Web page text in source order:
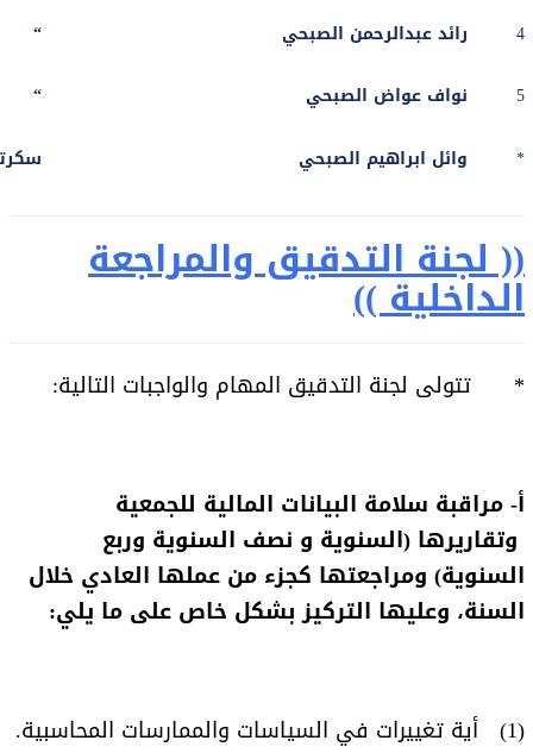
4
رائد عبدالرحمن الصبحي
“
5
نواف عواض الصبحي
“
*
وائل ابراهيم الصبحي
(( لجنة التدقيق والمراجعة
الداخلية ))
* تتولى لجنة التدقيق المهام والواجبات التالية:
أ- مراقبة سلامة البيانات المالية للجمعية
وتقاريرها (السنوية و نصف السنوية وربع
السنوية) ومراجعتها كجزء من عملها العادي خلال
السنة، وعليها التركيز بشكل خاص على ما يلي:
(1) أية تغييرات في السياسات والممارسات المحاسبية.